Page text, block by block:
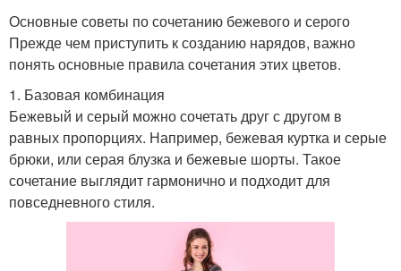
Основные советы по сочетанию бежевого и серого
Прежде чем приступить к созданию нарядов, важно
понять основные правила сочетания этих цветов.
1. Базовая комбинация
Бежевый и серый можно сочетать друг с другом в
равных пропорциях. Например, бежевая куртка и серые
брюки, или серая блузка и бежевые шорты. Такое
сочетание выглядит гармонично и подходит для
повседневного стиля.